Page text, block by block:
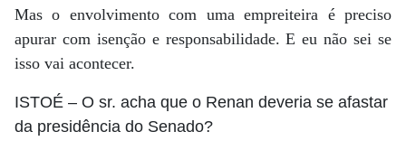
Mas o envolvimento com uma empreiteira é preciso
apurar com isenção e responsabilidade. E eu não sei se
isso vai acontecer.
ISTOÉ – O sr. acha que o Renan deveria se afastar
da presidência do Senado?